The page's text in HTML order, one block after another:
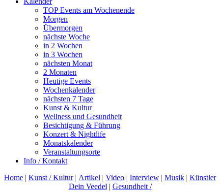
TOP Events am Wochenende
Morgen
Übermorgen
nächste Woche
in 2 Wochen
in 3 Wochen
nächsten Monat
2 Monaten
Heutige Events
Wochenkalender
nächsten 7 Tage
Kunst & Kultur
Wellness und Gesundheit
Besichtigung & Führung
Konzert & Nightlife
Monatskalender
Veranstaltungsorte
Info / Kontakt
Home | Kunst / Kultur| Artikel | Video | Interview | Musik | Künstler
Dein Veedel | Gesundheit /